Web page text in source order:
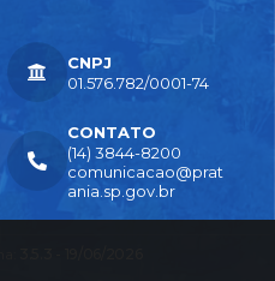
CONTATO
(14) 3844-8200
comunicacao@prat
ania.sp.gov.br
CNPJ
01.576.782/0001-74